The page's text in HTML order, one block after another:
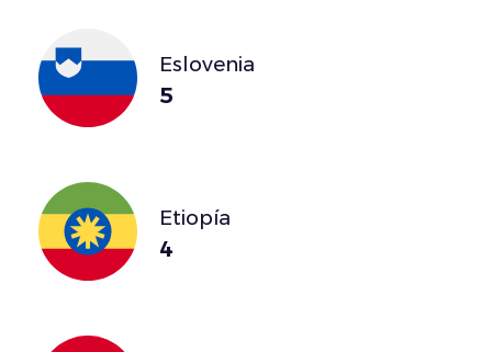
Eslovenia
5
Etiopía
4